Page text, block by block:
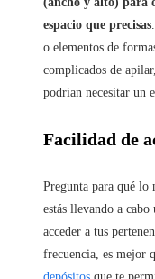
espacio que precisas
o elementos de
complicados de
podrían necesitar un
Facilidad de
Pregunta para qué lo
estás llevando a
acceder a tus
frecuencia, es mejor